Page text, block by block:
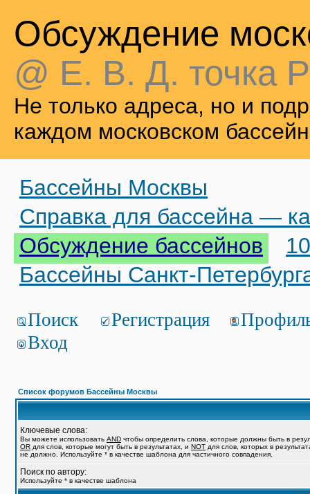
Обсуждение
@ Е. В. Д. точка
Не только адреса, но и
каждом московском
Бассейны Москвы
Справка для бассейна —
Обсуждение бассейнов
Бассейны Санкт-
Поиск Регистрация
Вход
Список форумов Бассейны Москвы
Ключевые слова:
Вы можете использовать AND чтобы определить слова, которые должны быть в
OR для слов, которые могут быть в результатах, и NOT для слов, которых в
не должно. Используйте * в качестве шаблона для частичного совпадения.
Поиск по автору:
Используйте * в качестве шаблона